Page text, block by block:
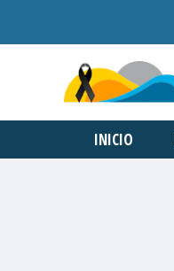
INICIO